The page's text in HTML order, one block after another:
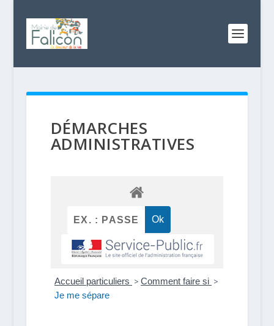
DÉMARCHES
ADMINISTRATIVES
Accueil particuliers > Comment faire si >
Je me sépare